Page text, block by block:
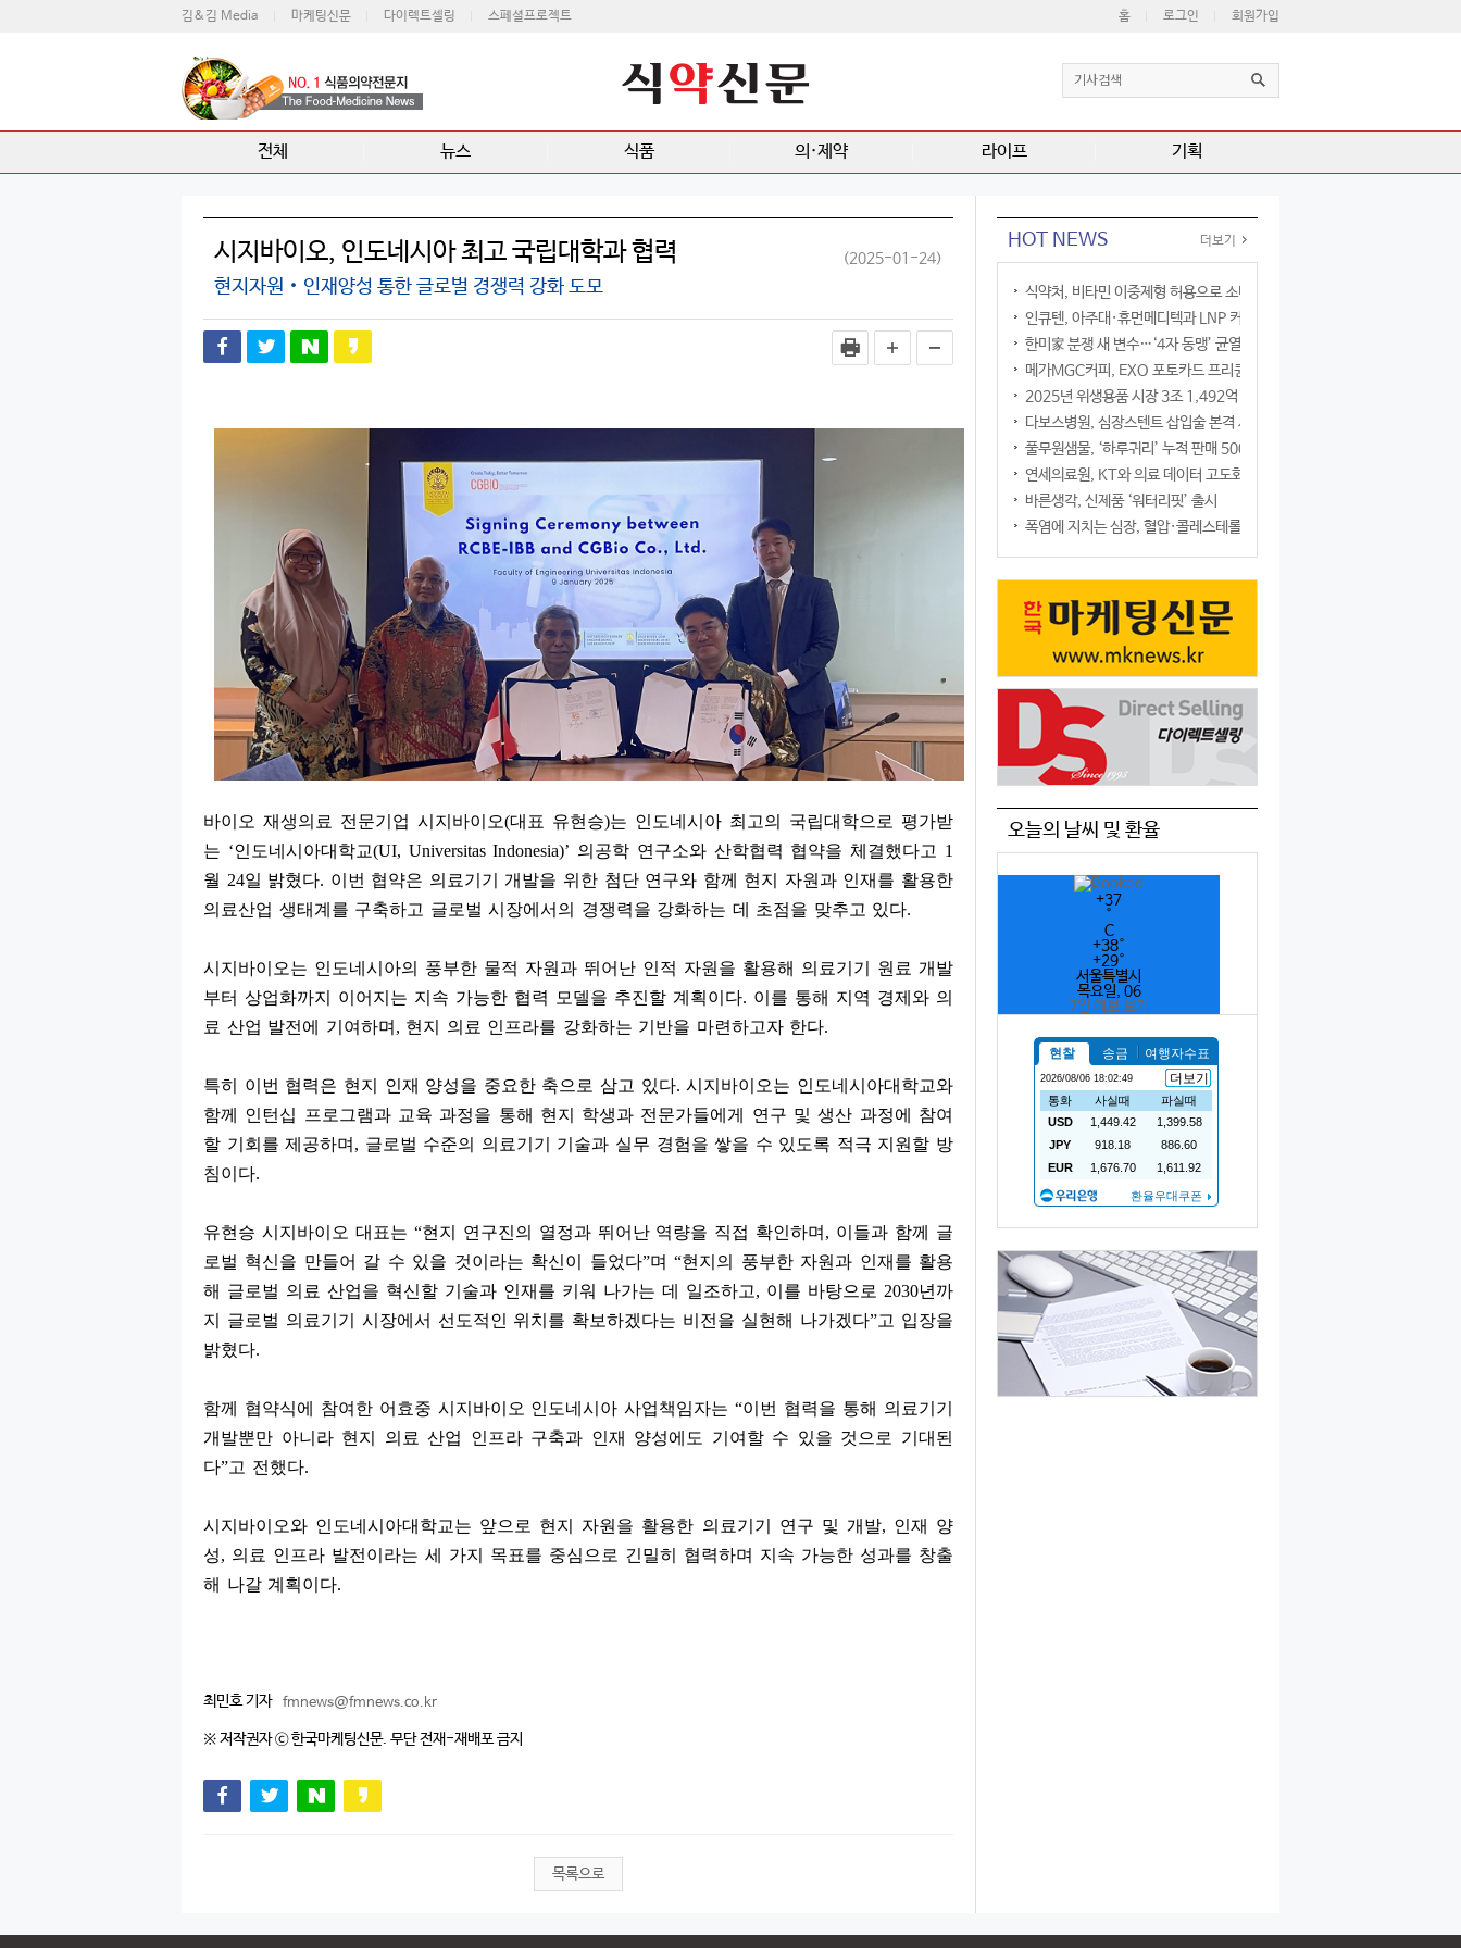
김&김 Media 마케팅신문 다이렉트셀링 스페셜프로젝트 홈 로그인 회원가입
전체 뉴스 식품 의·제약 라이프 기획
시지바이오, 인도네시아 최고 국립대학과 협력 (2025-01-24)
현지자원‧인재양성 통한 글로벌 경쟁력 강화 도모
바이오 재생의료 전문기업 시지바이오(대표 유현승)는 인도네시아 최고의 국립대학으로 평가받
는 ‘인도네시아대학교(UI, Universitas Indonesia)’ 의공학 연구소와 산학협력 협약을 체결했다고 1
월 24일 밝혔다. 이번 협약은 의료기기 개발을 위한 첨단 연구와 함께 현지 자원과 인재를 활용한
의료산업 생태계를 구축하고 글로벌 시장에서의 경쟁력을 강화하는 데 초점을 맞추고 있다.
시지바이오는 인도네시아의 풍부한 물적 자원과 뛰어난 인적 자원을 활용해 의료기기 원료 개발
부터 상업화까지 이어지는 지속 가능한 협력 모델을 추진할 계획이다. 이를 통해 지역 경제와 의
료 산업 발전에 기여하며 , 현지 의료 인프라를 강화하는 기반을 마련하고자 한다.
특히 이번 협력은 현지 인재 양성을 중요한 축으로 삼고 있다.시지바이오는 인도네시아대학교와
함께 인턴십 프로그램과 교육 과정을 통해 현지 학생과 전문가들에게 연구 및 생산 과정에 참여
할 기회를 제공하며 , 글로벌 수준의 의료기기 기술과 실무 경험을 쌓을 수 있도록 적극 지원할 방
침이다.
유현승 시지바이오 대표는 “현지 연구진의 열정과 뛰어난 역량을 직접 확인하며 , 이들과 함께 글
로벌 혁신을 만들어 갈 수 있을 것이라는 확신이 들었다”며“현지의 풍부한 자원과 인재를 활용
해 글로벌 의료 산업을 혁신할 기술과 인재를 키워 나가는 데 일조하고, 이를 바탕으로 2030년까
지 글로벌 의료기기 시장에서 선도적인 위치를 확보하겠다는 비전을 실현해 나가겠다”고 입장을
밝혔다.
함께 협약식에 참여한 어효중 시지바이오 인도네시아 사업책임자는“이번 협력을 통해 의료기기
개발뿐만 아니라 현지 의료 산업 인프라 구축과 인재 양성에도 기여할 수 있을 것으로 기대된
다”고 전했다.
시지바이오와 인도네시아대학교는 앞으로 현지 자원을 활용한 의료기기 연구 및 개발, 인재 양
성, 의료 인프라 발전이라는 세 가지 목표를 중심으로 긴밀히 협력하며 지속 가능한 성과를 창출
해 나갈 계획이다.
최민호 기자 fmnews@fmnews.co.kr
※ 저작권자 ⓒ 한국마케팅신문. 무단 전재-재배포 금지
목록으로
HOT NEWS 더보기
식약처, 비타민 이중제형 허용으로 소비자 선택권 확대
인큐텐, 아주대·휴먼메디텍과 LNP 커큐민 공동연구
한미家 분쟁 새 변수…‘4자 동맹’ 균열 현실화
메가MGC커피, EXO 포토카드 프리퀀시 이벤트
2025년 위생용품 시장 3조 1,492억 원
다보스병원, 심장스텐트 삽입술 본격 시행
풀무원샘물, ‘하루귀리’ 누적 판매 500만 병 돌파
연세의료원, KT와 의료 데이터 고도화 협력
바른생각, 신제품 ‘워터리핏’ 출시
폭염에 지치는 심장, 혈압·콜레스테롤만 챙기면 될까?
오늘의 날씨 및 환율
+37
°
C
+38°
+29°
서울특별시
목요일, 06
7일 예보 보기